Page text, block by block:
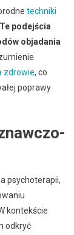
techniki
Te podejścia
objadania
zdrowie, co
poprawy
psychoterapii,
kontekście
odkryć